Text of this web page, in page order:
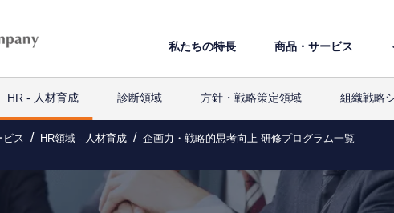
私たちの特⻑ 商品・サービス
HR - 人材育成 診断領域 ⽅針・戦略策定領域 組織戦略
ビス HR領域 - 人材育成 企画力・戦略的思考向上-研修プログラム一覧